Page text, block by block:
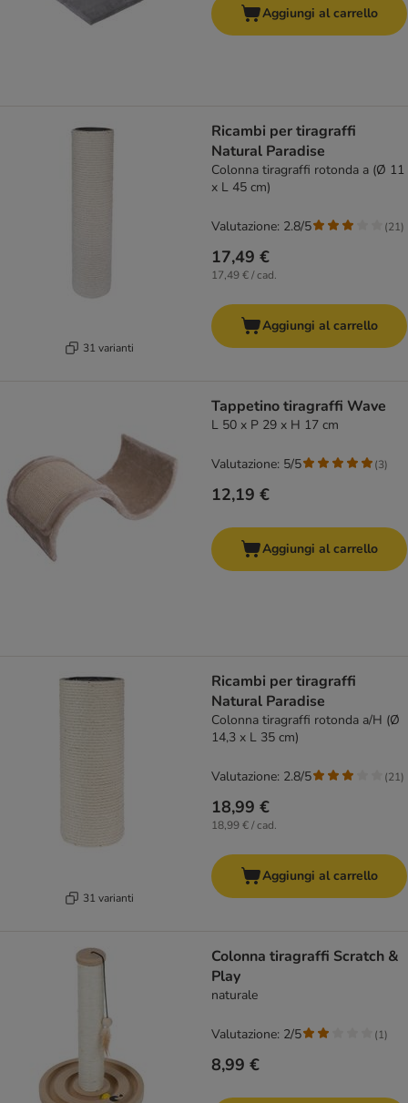
Aggiungi al carrello
31 varianti
Ricambi per tiragraffi
Natural Paradise
Colonna tiragraffi rotonda a (Ø 11
x L 45 cm)
17,49 €
17,49 € / cad.
Valutazione: 2.8/5 (21)
Aggiungi al carrello
Tappetino tiragraffi Wave
L 50 x P 29 x H 17 cm
12,19 €
Valutazione: 5/5 (3)
Aggiungi al carrello
31 varianti
Ricambi per tiragraffi
Natural Paradise
Colonna tiragraffi rotonda a/H (Ø
14,3 x L 35 cm)
18,99 €
18,99 € / cad.
Valutazione: 2.8/5 (21)
Aggiungi al carrello
Colonna tiragraffi Scratch &
Play
naturale
8,99 €
Valutazione: 2/5 (1)